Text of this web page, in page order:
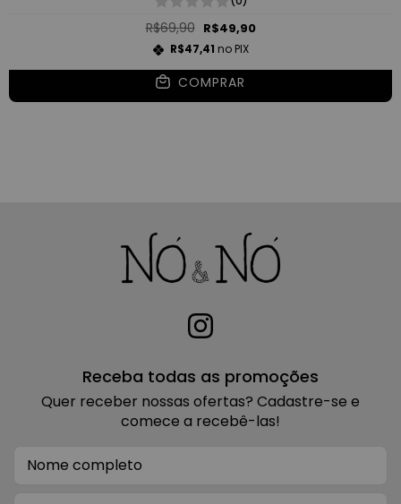
R$69,90 R$49,90
R$47,41 no PIX
COMPRAR
Receba todas as promoções
Quer receber nossas ofertas? Cadastre-se e
comece a recebê-las!